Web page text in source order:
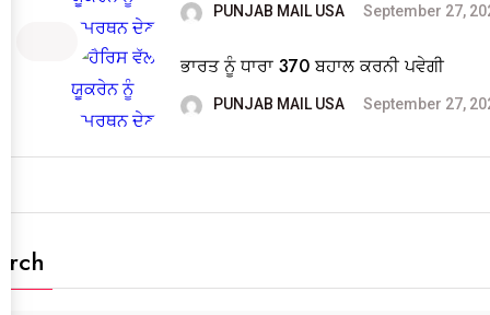
PUNJAB MAIL USA September 27,
ਭਾਰਤ ਨੂੰ ਧਾਰਾ 370 ਬਹਾਲ ਕਰਨੀ ਪਵੇਗੀ
PUNJAB MAIL USA September 27,